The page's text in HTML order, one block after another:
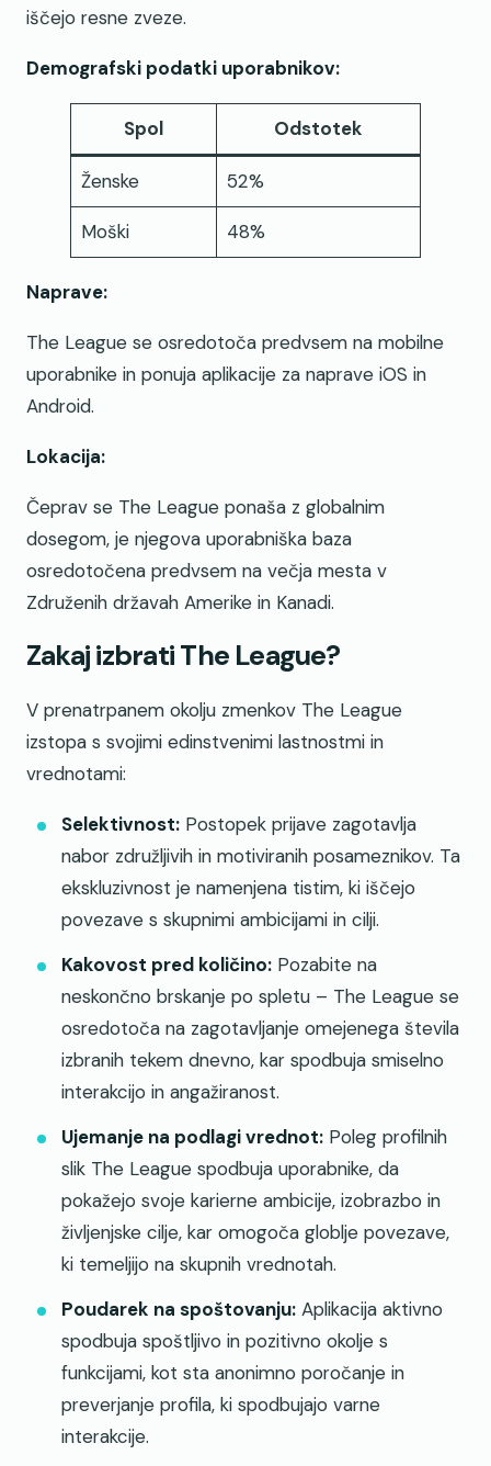
iščejo resne zveze.
Demografski podatki uporabnikov:
Spol Odstotek
Ženske 52%
Moški 48%
Naprave:
The League se osredotoča predvsem na mobilne
uporabnike in ponuja aplikacije za naprave iOS in
Android.
Lokacija:
Čeprav se The League ponaša z globalnim
dosegom, je njegova uporabniška baza
osredotočena predvsem na večja mesta v
Združenih državah Amerike in Kanadi.
Zakaj izbrati The League?
V prenatrpanem okolju zmenkov The League
izstopa s svojimi edinstvenimi lastnostmi in
vrednotami:
Selektivnost: Postopek prijave zagotavlja
nabor združljivih in motiviranih posameznikov. Ta
ekskluzivnost je namenjena tistim, ki iščejo
povezave s skupnimi ambicijami in cilji.
Kakovost pred količino: Pozabite na
neskončno brskanje po spletu – The League se
osredotoča na zagotavljanje omejenega števila
izbranih tekem dnevno, kar spodbuja smiselno
interakcijo in angažiranost.
Ujemanje na podlagi vrednot: Poleg profilnih
slik The League spodbuja uporabnike, da
pokažejo svoje karierne ambicije, izobrazbo in
življenjske cilje, kar omogoča globlje povezave,
ki temeljijo na skupnih vrednotah.
Poudarek na spoštovanju: Aplikacija aktivno
spodbuja spoštljivo in pozitivno okolje s
funkcijami, kot sta anonimno poročanje in
preverjanje profila, ki spodbujajo varne
interakcije.